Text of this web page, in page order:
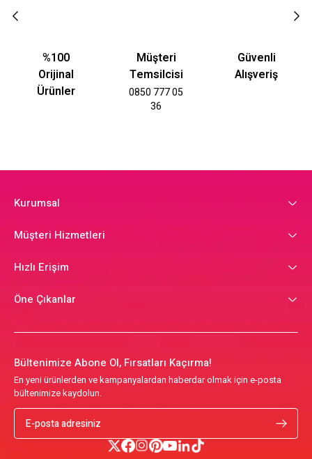
%100
Orijinal
Ürünler
Müşteri
Temsilcisi
0850 777 05
36
Güvenli
Alışveriş
Kurumsal
Müşteri Hizmetleri
Hızlı Erişim
Öne Çıkanlar
Bültenimize Abone Ol, Fırsatları Kaçırma!
En yeni ürünlerden ve kampanyalardan haberdar olmak için e-posta
bültenimize kaydolun.